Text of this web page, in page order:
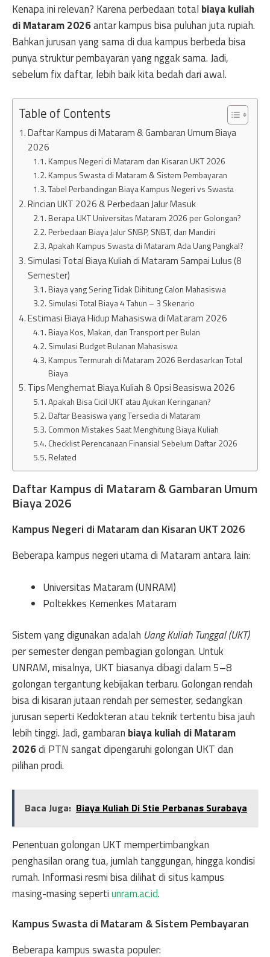
Kenapa ini relevan? Karena perbedaan total biaya kuliah
di Mataram 2026antar kampus bisa puluhan juta rupiah.
Bahkan jurusan yang sama di dua kampus berbeda bisa
punya struktur pembayaran yang nggak sama. Jadi,
sebelum fix daftar, lebih baik kita bedah dari awal.
Table of Contents
Daftar Kampus di Mataram & Gambaran Umum Biaya
2026
Kampus Negeri di Mataram dan Kisaran UKT 2026
Kampus Swasta di Mataram & Sistem Pembayaran
Tabel Perbandingan Biaya Kampus Negeri vs Swasta
Rincian UKT 2026 & Perbedaan Jalur Masuk
Berapa UKT Universitas Mataram 2026 per Golongan?
Perbedaan Biaya Jalur SNBP, SNBT, dan Mandiri
Apakah Kampus Swasta di Mataram Ada Uang Pangkal?
Simulasi Total Biaya Kuliah di Mataram Sampai Lulus (8
Semester)
Biaya yang Sering Tidak Dihitung Calon Mahasiswa
Simulasi Total Biaya 4 Tahun – 3 Skenario
Estimasi Biaya Hidup Mahasiswa di Mataram 2026
Biaya Kos, Makan, dan Transport per Bulan
Simulasi Budget Bulanan Mahasiswa
Kampus Termurah di Mataram 2026 Berdasarkan Total
Biaya
Tips Menghemat Biaya Kuliah & Opsi Beasiswa 2026
Apakah Bisa Cicil UKT atau Ajukan Keringanan?
Daftar Beasiswa yang Tersedia di Mataram
Common Mistakes Saat Menghitung Biaya Kuliah
Checklist Perencanaan Finansial Sebelum Daftar 2026
Related
Daftar Kampus di Mataram & Gambaran Umum
Biaya 2026
Kampus Negeri di Mataram dan Kisaran UKT 2026
Beberapa kampus negeri utama di Mataram antara lain:
Universitas Mataram (UNRAM)
Poltekkes Kemenkes Mataram
Sistem yang digunakan adalah Uang Kuliah Tunggal (UKT)
per semester dengan pembagian golongan. Untuk
UNRAM, misalnya, UKT biasanya dibagi dalam 5–8
golongan tergantung kebijakan terbaru. Golongan rendah
bisa di kisaran jutaan rendah per semester, sedangkan
jurusan seperti Kedokteran atau teknik tertentu bisa jauh
lebih tinggi. Jadi, gambaran biaya kuliah di Mataram
2026di PTN sangat dipengaruhi golongan UKT dan
pilihan prodi.
Baca Juga: Biaya Kuliah Di Stie Perbanas Surabaya
Penentuan golongan UKT mempertimbangkan
penghasilan orang tua, jumlah tanggungan, hingga kondisi
rumah. Informasi resmi bisa dilihat di situs kampus
masing-masing sepertiunram.ac.id.
Kampus Swasta di Mataram & Sistem Pembayaran
Beberapa kampus swasta populer: